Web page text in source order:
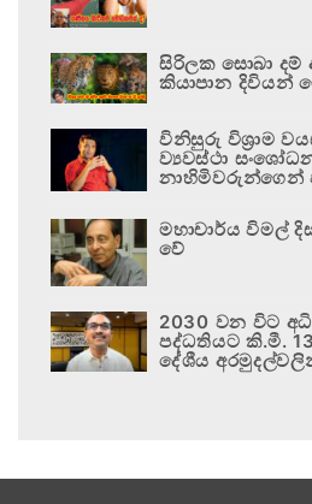
සිරිලක සොබා දම්
කියාපාන දිවියන්
විනිසුරු විශ්‍රාම
ව්‍යවස්ථා
නාහිමිවරුන්ගෙන්
මහාචාර්ය විමල්
වේ
2030 වන විට
පද්ධතියට කි.මී.
දේශීය